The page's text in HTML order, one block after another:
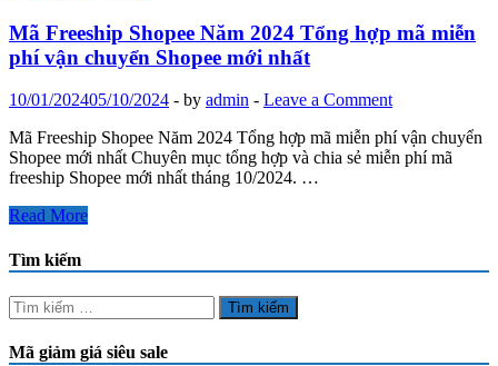
Mã Freeship Shopee Năm 2024 Tổng hợp mã miễn
phí vận chuyển Shopee mới nhất
10/01/202405/10/2024 - by admin - Leave a Comment
Mã Freeship Shopee Năm 2024 Tổng hợp mã miễn phí vận chuyển
Shopee mới nhất Chuyên mục tổng hợp và chia sẻ miễn phí mã
freeship Shopee mới nhất tháng 10/2024. …
Mã
Shopee
Năm
2024
Tổng
mã
Read More
Tìm kiếm
Tìm
kiếm
cho:
Mã giảm giá siêu sale